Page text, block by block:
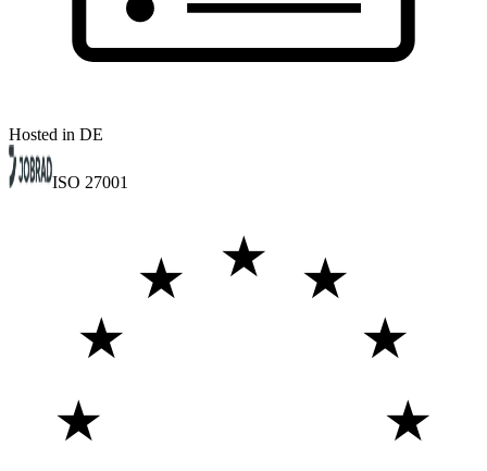
Hosted in DE
ISO 27001
★ ★
★
★
★
★
★